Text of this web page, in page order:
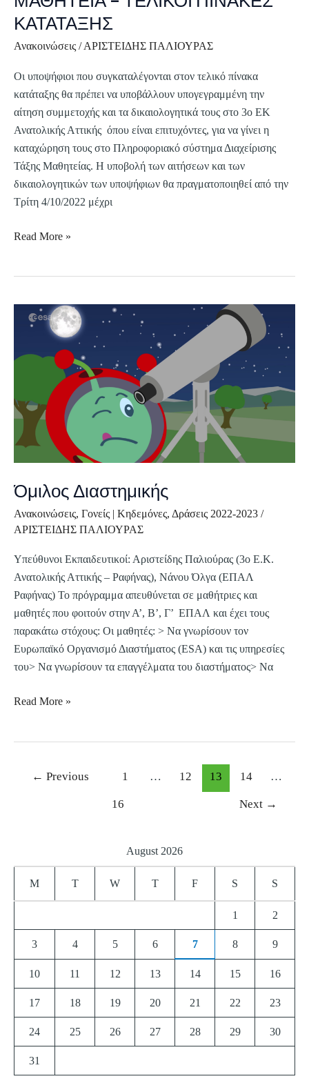
ΚΑΤΑΤΑΞΗΣ
Ανακοινώσεις /ΑΡΙΣΤΕΙΔΗΣ ΠΑΛΙΟΥΡΑΣ
Οι υποψήφιοι που συγκαταλέγονται στον τελικό πίνακα
κατάταξης θα πρέπει να υποβάλλουν υπογεγραμμένη την
αίτηση συμμετοχής και τα δικαιολογητικά τους στο 3ο ΕΚ
Ανατολικής Αττικής όπου είναι επιτυχόντες, για να γίνει η
καταχώρηση τους στο Πληροφοριακό σύστημα Διαχείρισης
Τάξης Μαθητείας. Η υποβολή των αιτήσεων και των
δικαιολογητικών των υποψήφιων θα πραγματοποιηθεί από την
Τρίτη 4/10/2022 μέχρι
–
ΤΕΛΙΚΟΙ
ΠΙΝΑΚΕΣ
Read More »
Όμιλος Διαστημικής
Ανακοινώσεις, Γονείς | Κηδεμόνες, Δράσεις 2022-2023 /
ΑΡΙΣΤΕΙΔΗΣ ΠΑΛΙΟΥΡΑΣ
Υπεύθυνοι Εκπαιδευτικοί: Αριστείδης Παλιούρας (3ο Ε.Κ.
Ανατολικής Αττικής – Ραφήνας), Νάνου Όλγα (ΕΠΑΛ
Ραφήνας) Το πρόγραμμα απευθύνεται σε μαθήτριες και
μαθητές που φοιτούν στην Α’, Β’, Γ’ ΕΠΑΛ και έχει τους
παρακάτω στόχους: Οι μαθητές: > Να γνωρίσουν τον
Ευρωπαϊκό Οργανισμό Διαστήματος (ESA) και τις υπηρεσίες
του> Να γνωρίσουν τα επαγγέλματα του διαστήματος> Να
Όμιλος
Διαστημικής
Read More »
← Previous 1 … 12 13 14 …
16 Next →
August 2026
M T W T F S S
1 2
3 4 5 6 7 8 9
10 11 12 13 14 15 16
17 18 19 20 21 22 23
24 25 26 27 28 29 30
31